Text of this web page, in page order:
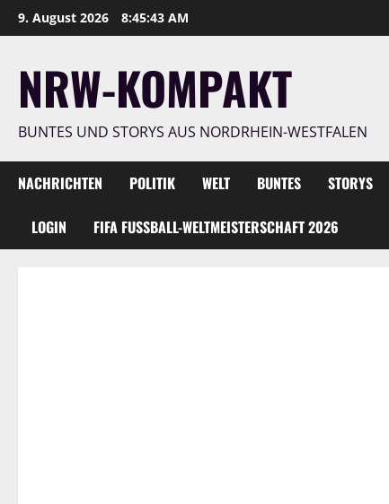
Zum
Inhalt
9. August 2026 8:45:45 AM
NRW-KOMPAKT
BUNTES UND STORYS AUS NORDRHEIN-WESTFALEN
NACHRICHTEN POLITIK WELT BUNTES STORYS
LOGIN FIFA FUSSBALL-WELTMEISTERSCHAFT 2026